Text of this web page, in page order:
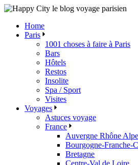
Skip
content
Home
Paris
1001 choses à faire à Paris
Bars
Hôtels
Restos
Insolite
Spa / Sport
Visites
Voyages
Astuces voyage
France
Auvergne Rhône
Bourgogne-Franche-
Bretagne
Centre-Val de Loire